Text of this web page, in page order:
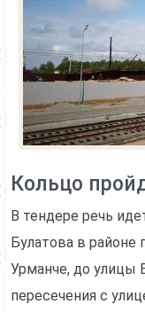
Кольцо
В тендере речь
Булатова в районе
Урманче, до улицы
пересечения с